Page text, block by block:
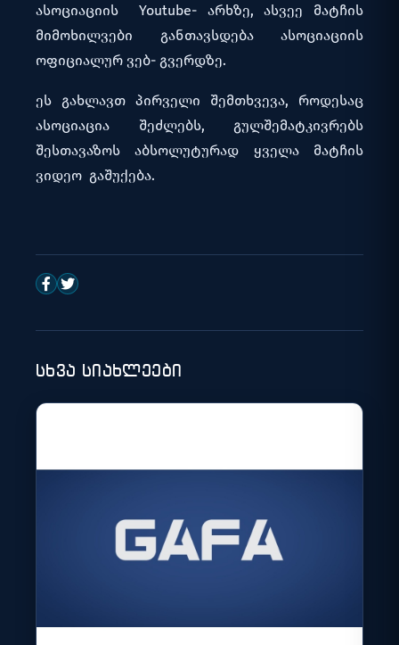
ასოციაციის Youtube- არხზე, ასვეე მატჩის
მიმოხილვები განთავსდება ასოციაციის
ოფიციალურ ვებ- გვერდზე.
ეს გახლავთ პირველი შემთხვევა, როდესაც
ასოციაცია შეძლებს, გულშემატკივრებს
შესთავაზოს აბსოლუტურად ყველა მატჩის
ვიდეო გაშუქება.
სხვა სიახლეები